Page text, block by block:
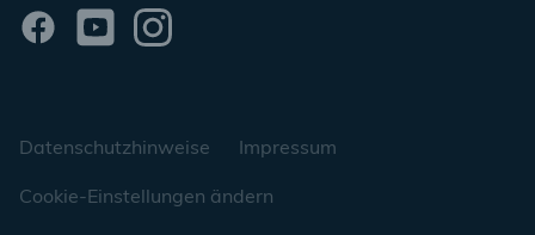
Datenschutzhinweise Impressum
Cookie-Einstellungen ändern